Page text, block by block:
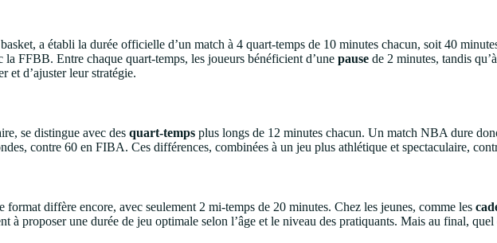
a établi la durée officielle d’un match à 4 quart-temps de 10 minutes chacun, soit 40
la FFBB. Entre chaque quart-temps, les joueurs bénéficient d’une pause de 2 minutes, tandis
et d’ajuster leur stratégie.
se distingue avec des quart-temps plus longs de 12 minutes chacun. Un match NBA dure
contre 60 en FIBA. Ces différences, combinées à un jeu plus athlétique et spectaculaire,
diffère encore, avec seulement 2 mi-temps de 20 minutes. Chez les jeunes, comme les
à proposer une durée de jeu optimale selon l’âge et le niveau des pratiquants. Mais au final,